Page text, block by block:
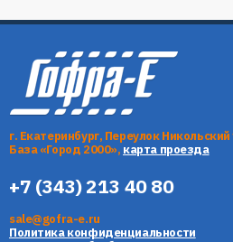
г. Екатеринбург, Переулок
База «Город 2000», карта проезда
+7 (343) 213 40 80
sale@gofra-e.ru
Политика конфиденциальности